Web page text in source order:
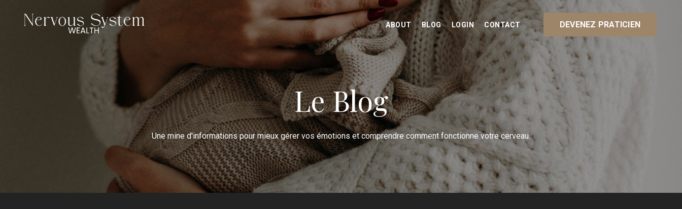
ABOUT BLOG LOGIN CONTACT DEVENEZ PRATICIEN
Le Blog
Une mine d'informations pour mieux gérer vos émotions et comprendre comment fonctionne votre cerveau.